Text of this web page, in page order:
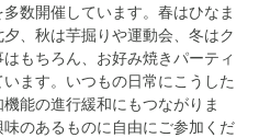
数開催しています。春はひなま
、秋は芋掘りや運動会、冬はク
もちろん、お好み焼きパーティ
ます。いつもの日常にこうした
能の進行緩和にもつながりま
のあるものに自由にご参加くだ